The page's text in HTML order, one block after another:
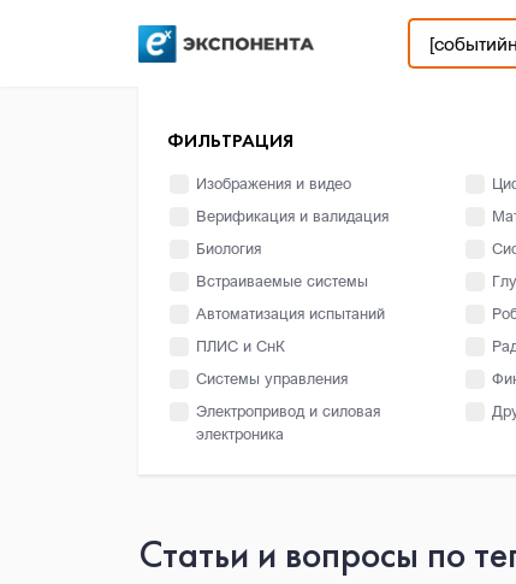
ФИЛЬТРАЦИЯ
Изображения и видео
Верификация и валидация
Биология
Встраиваемые системы
Автоматизация испытаний
ПЛИС и СнК
Системы управления
Электропривод и силовая
электроника
Статьи и вопросы по